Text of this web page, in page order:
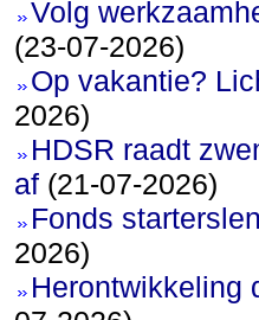
Volg
(23-07-2026)
Op vakantie?
2026)
HDSR raadt
af(21-07-2026)
Fonds
2026)
Herontwikkeling